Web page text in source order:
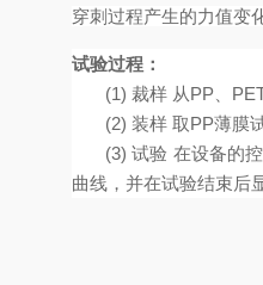
穿刺过程产生的力值变
试验过程：
(1) 裁样 从PP、
(2) 装样 取PP薄膜
(3) 试验 在设备的
曲线，并在试验结束后